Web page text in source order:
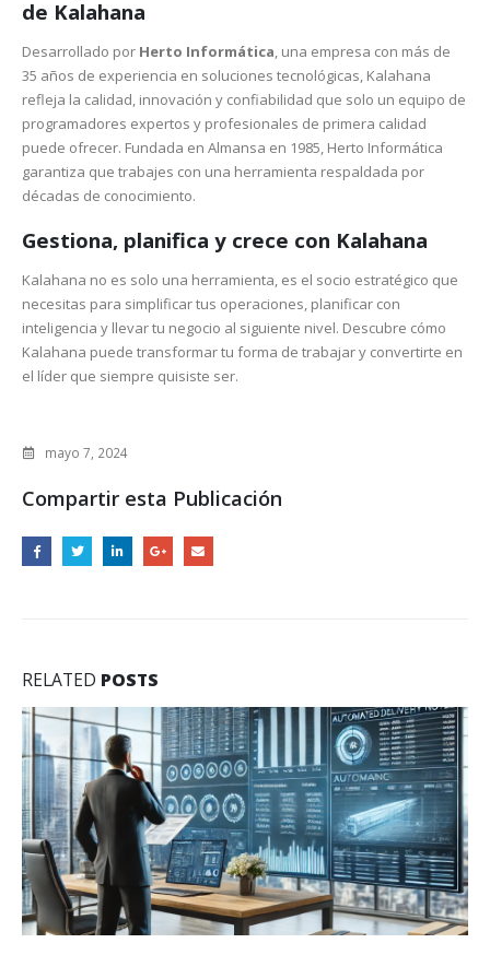
de Kalahana
Desarrollado por Herto Informática, una empresa con más de
35 años de experiencia en soluciones tecnológicas, Kalahana
refleja la calidad, innovación y confiabilidad que solo un equipo de
programadores expertos y profesionales de primera calidad
puede ofrecer. Fundada en Almansa en 1985, Herto Informática
garantiza que trabajes con una herramienta respaldada por
décadas de conocimiento.
Gestiona, planifica y crece con Kalahana
Kalahana no es solo una herramienta, es el socio estratégico que
necesitas para simplificar tus operaciones, planificar con
inteligencia y llevar tu negocio al siguiente nivel. Descubre cómo
Kalahana puede transformar tu forma de trabajar y convertirte en
el líder que siempre quisiste ser.
mayo 7, 2024
Compartir esta Publicación
RELATED POSTS